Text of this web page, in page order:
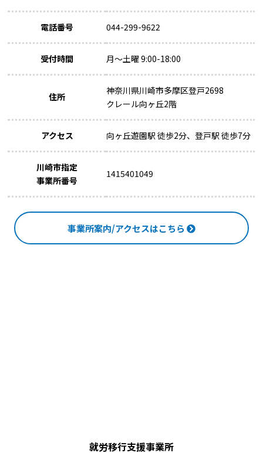
電話番号 044-299-9622
受付時間 月～土曜 9:00-18:00
住所
神奈川県川崎市多摩区登戸2698
クレール向ヶ丘2階
アクセス 向ヶ丘遊園駅 徒歩2分、登戸駅 徒歩7分
川崎市指定
事業所番号
1415401049
事業所案内/アクセスはこちら
就労移行支援事業所